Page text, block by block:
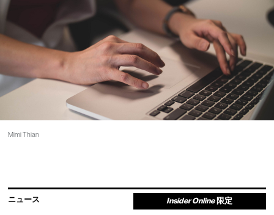
Mimi Thian
ニュース Insider Online 限定